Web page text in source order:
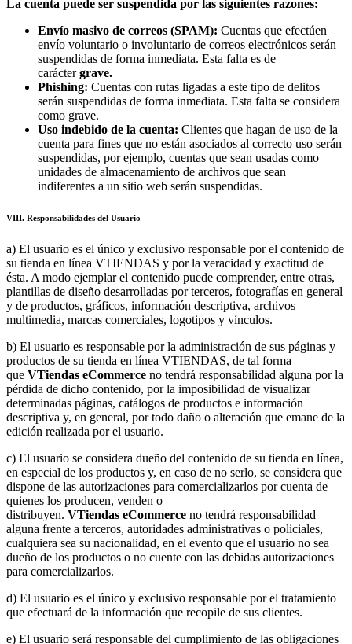
La cuenta puede ser suspendida por las siguientes razones:
Envío masivo de correos (SPAM): Cuentas que efectúen
envío voluntario o involuntario de correos electrónicos serán
suspendidas de forma inmediata. Esta falta es de
caráctergrave.
Phishing: Cuentas con rutas ligadas a este tipo de delitos
serán suspendidas de forma inmediata. Esta falta se considera
como grave.
Uso indebido de la cuenta: Clientes que hagan de uso de la
cuenta para fines que no están asociados al correcto uso serán
suspendidas, por ejemplo, cuentas que sean usadas como
unidades de almacenamiento de archivos que sean
indiferentes a un sitio web serán suspendidas.
VIII. Responsabilidades del Usuario
a) El usuario es el único y exclusivo responsable por el contenido de
su tienda en línea VTIENDAS y por la veracidad y exactitud de
ésta. A modo ejemplar el contenido puede comprender, entre otras,
plantillas de diseño desarrolladas por terceros, fotografías en general
y de productos, gráficos, información descriptiva, archivos
multimedia, marcas comerciales, logotipos y vínculos.
b) El usuario es responsable por la administración de sus páginas y
productos de su tienda en línea VTIENDAS, de tal forma
que VTiendas eCommerce no tendrá responsabilidad alguna por la
pérdida de dicho contenido, por la imposibilidad de visualizar
determinadas páginas, catálogos de productos e información
descriptiva y, en general, por todo daño o alteración que emane de la
edición realizada por el usuario.
c) El usuario se considera dueño del contenido de su tienda en línea,
en especial de los productos y, en caso de no serlo, se considera que
dispone de las autorizaciones para comercializarlos por cuenta de
quienes los producen, venden o
distribuyen. VTiendas eCommerce no tendrá responsabilidad
alguna frente a terceros, autoridades administrativas o policiales,
cualquiera sea su nacionalidad, en el evento que el usuario no sea
dueño de los productos o no cuente con las debidas autorizaciones
para comercializarlos.
d) El usuario es el único y exclusivo responsable por el tratamiento
que efectuará de la información que recopile de sus clientes.
e) El usuario será responsable del cumplimiento de las obligaciones